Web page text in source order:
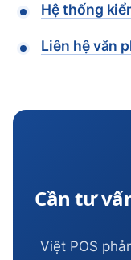
Hệ thống
Liên hệ văn
Cần tư
Việt POS